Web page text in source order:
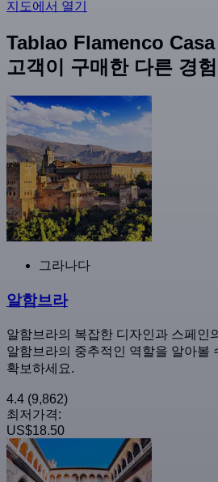
지도에서 열기
Tablao Flamenco
고객이 구매한 다른 경험
그라나다
알함브라
알함브라의 복잡한 디자인과 스페인
알함브라의 중추적인 역할을 알아볼
확보하세요.
4.4 (9,862)
최저가격:
US$18.50